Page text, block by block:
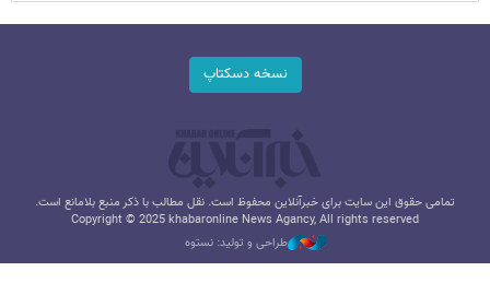
نسخه دسکتاپ
تمامی حقوق این سایت برای خبرآنلاین محفوظ است. نقل مطالب با ذکر منبع بلامانع است.
Copyright © 2025 khabaronline News Agancy, All rights reserved
طراحی و تولید: نستوه